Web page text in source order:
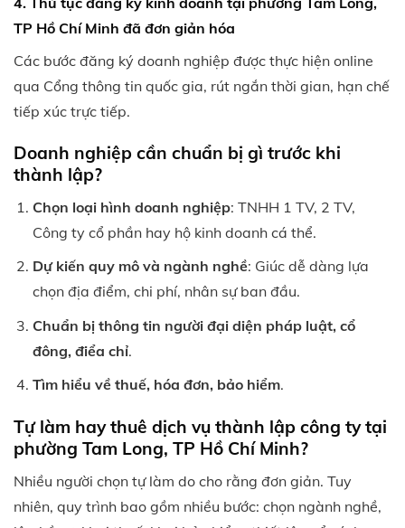
TP Hồ Chí Minh đã đơn giản hóa
Các bước đăng ký doanh nghiệp được thực hiện online
qua Cổng thông tin quốc gia, rút ngắn thời gian, hạn chế
tiếp xúc trực tiếp.
Doanh nghiệp cần chuẩn bị gì trước khi
thành lập?
Chọn loại hình doanh nghiệp: TNHH 1 TV, 2 TV,
Công ty cổ phần hay hộ kinh doanh cá thể.
Dự kiến quy mô và ngành nghề: Giúc dễ dàng lựa
chọn địa điểm, chi phí, nhân sự ban đầu.
Chuẩn bị thông tin người đại diện pháp luật, cổ
đông, điểa chỉ.
Tìm hiểu về thuế, hóa đơn, bảo hiểm.
Tự làm hay thuê dịch vụ thành lập công ty tại
phường Tam Long, TP Hồ Chí Minh?
Nhiều người chọn tự làm do cho rằng đơn giản. Tuy
nhiên, quy trình bao gồm nhiều bước: chọn ngành nghề,